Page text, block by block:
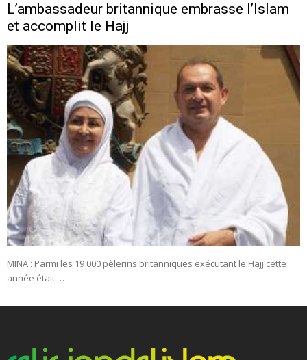
L’ambassadeur britannique embrasse l’Islam
et accomplit le Hajj
MINA : Parmi les 19 000 pèlerins britanniques exécutant le Hajj cette
année était …